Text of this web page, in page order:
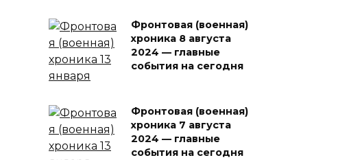
Фронтовая (военная)
хроника 8 августа
2024 — главные
события на сегодня
Фронтовая (военная)
хроника 7 августа
2024 — главные
события на сегодня